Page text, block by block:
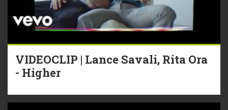
VIDEOCLIP | Lance Savali, Rita Ora
- Higher